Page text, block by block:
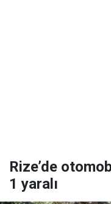
Rize’de
1 yaralı